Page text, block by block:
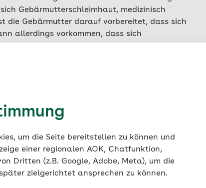
um die Seite bereitstellen zu können und
einer regionalen AOK, Chatfunktion,
Dritten (z.B. Google, Adobe, Meta), um die
zielgerichtet ansprechen zu können.
Gebärmutterschleimhaut, medizinisch
die Gebärmutter darauf vorbereitet, dass sich
allerdings vorkommen, dass sich
kann im Zyklusverlauf nicht – wie die
Sie bleibt im Körper und lässt schmerzhafte
und Verwachsungen entstehen.
Veranlagung zu tun. 8 bis 15 Prozent der Frauen im